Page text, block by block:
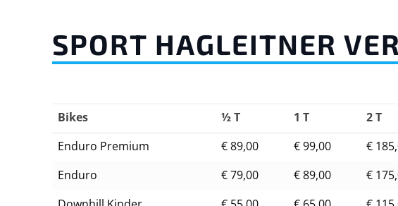
SPORT HAGLEITNER
Bikes ½ T 1 T 2 T
Enduro Premium
€ 89,00 € 99,00 €
Enduro
€ 79,00 € 89,00 €